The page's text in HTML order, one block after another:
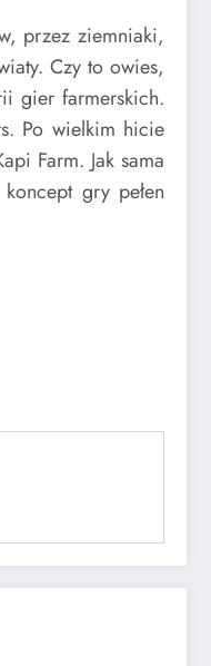
przez ziemniaki,
Czy to owies,
gier farmerskich.
Po wielkim hicie
Farm. Jak sama
gry pełen